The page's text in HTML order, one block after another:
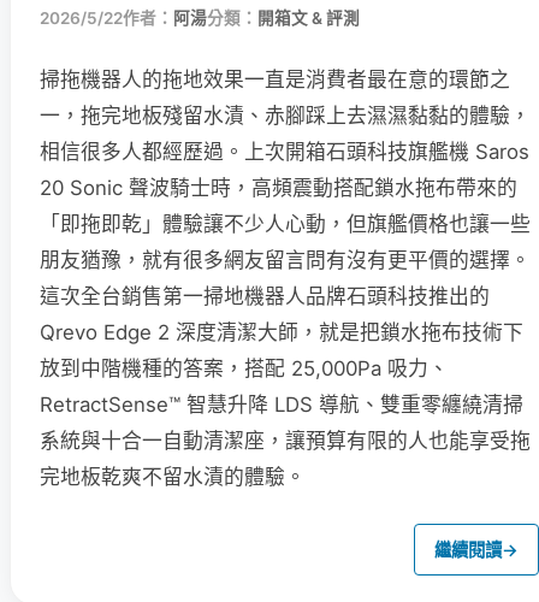
2026/5/22作者： 阿湯分類： 開箱文 & 評測
掃拖機器人的拖地效果一直是消費者最在意的環節之
一，拖完地板殘留水漬、赤腳踩上去濕濕黏黏的體驗，
相信很多人都經歷過。上次開箱石頭科技旗艦機 Saros
20 Sonic 聲波騎士時，高頻震動搭配鎖水拖布帶來的
「即拖即乾」體驗讓不少人心動，但旗艦價格也讓一些
朋友猶豫，就有很多網友留言問有沒有更平價的選擇。
這次全台銷售第一掃地機器人品牌石頭科技推出的
Qrevo Edge 2 深度清潔大師，就是把鎖水拖布技術下
放到中階機種的答案，搭配 25,000Pa 吸力、
RetractSense™ 智慧升降 LDS 導航、雙重零纏繞清掃
系統與十合一自動清潔座，讓預算有限的人也能享受拖
完地板乾爽不留水漬的體驗。
繼續閱讀→